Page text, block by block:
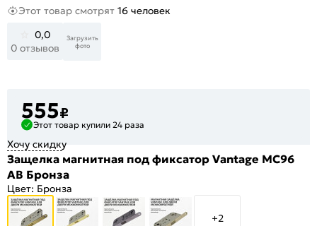
Этот товар смотрят 16 человек
0,0
0 отзывов
Загрузить
фото
555₽
Этот товар купили 24 раза
Хочу скидку
Защелка магнитная под фиксатор Vantage MC96
AB Бронза
Цвет: Бронза
+2